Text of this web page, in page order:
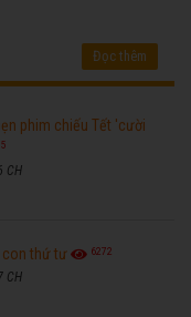
Đọc thêm
phim chiếu Tết 'cười
CH
con thứ tư 6272
CH